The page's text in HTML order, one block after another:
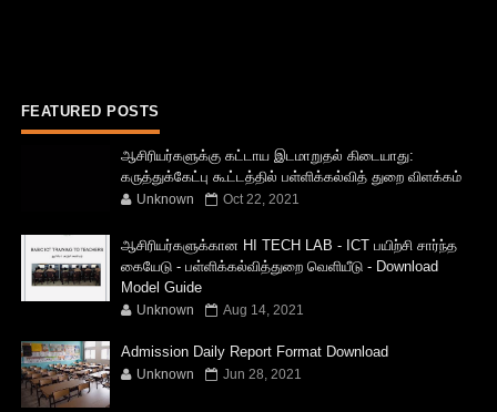
FEATURED POSTS
ஆசிரியர்களுக்கு கட்டாய இடமாறுதல் கிடையாது:
கருத்துக்கேட்பு கூட்டத்தில் பள்ளிக்கல்வித் துறை விளக்கம்
Unknown Oct 22, 2021
ஆசிரியர்களுக்கான HI TECH LAB - ICT பயிற்சி சார்ந்த
கையேடு - பள்ளிக்கல்வித்துறை வெளியீடு - Download
Model Guide
Unknown Aug 14, 2021
Admission Daily Report Format Download
Unknown Jun 28, 2021